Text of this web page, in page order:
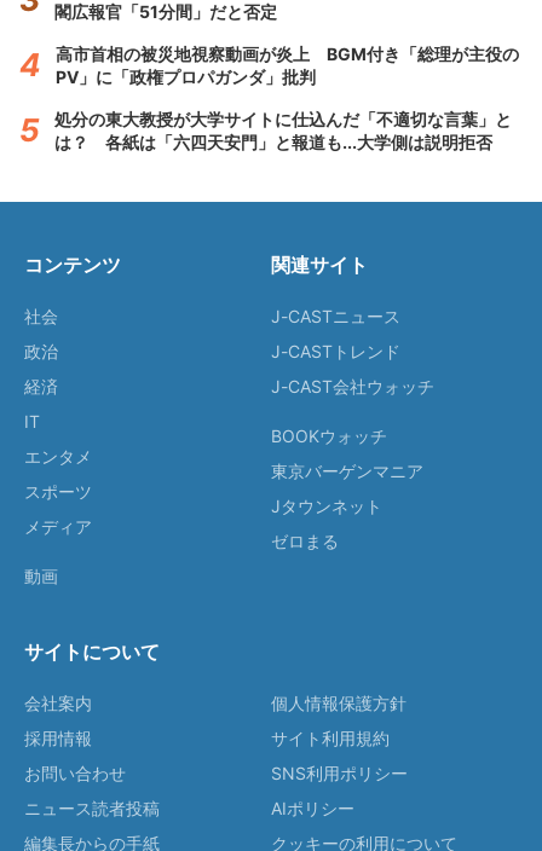
閣広報官「51分間」だと否定
高市首相の被災地視察動画が炎上 BGM付き「総理が主役の
PV」に「政権プロパガンダ」批判
処分の東大教授が大学サイトに仕込んだ「不適切な言葉」と
は？ 各紙は「六四天安門」と報道も...大学側は説明拒否
コンテンツ
社会
政治
経済
IT
エンタメ
スポーツ
メディア
動画
関連サイト
J-CASTニュース
J-CASTトレンド
J-CAST会社ウォッチ
BOOKウォッチ
東京バーゲンマニア
Jタウンネット
ゼロまる
サイトについて
会社案内
採用情報
お問い合わせ
ニュース読者投稿
編集長からの手紙
個人情報保護方針
サイト利用規約
SNS利用ポリシー
AIポリシー
クッキーの利用について